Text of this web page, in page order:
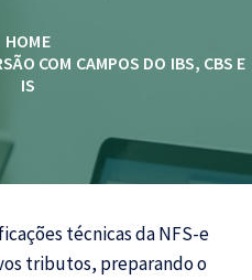
HOME
COM CAMPOS DO IBS, CBS E
IS
técnicas da NFS-e
tributos, preparando o